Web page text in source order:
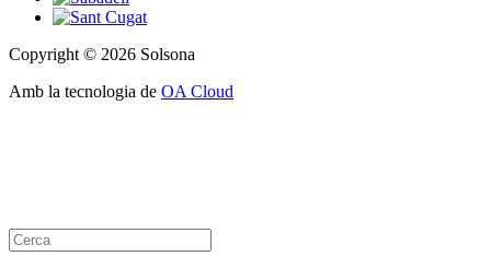
Copyright © 2026 Solsona
Amb la tecnologia de OA Cloud